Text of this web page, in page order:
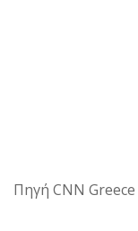
Πηγή CNN Greece